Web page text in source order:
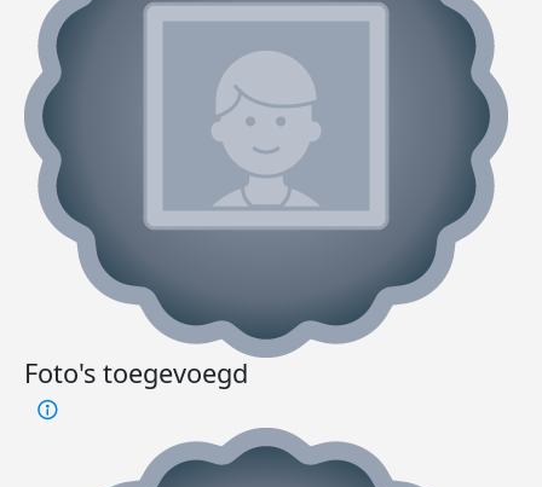
Foto's toegevoegd